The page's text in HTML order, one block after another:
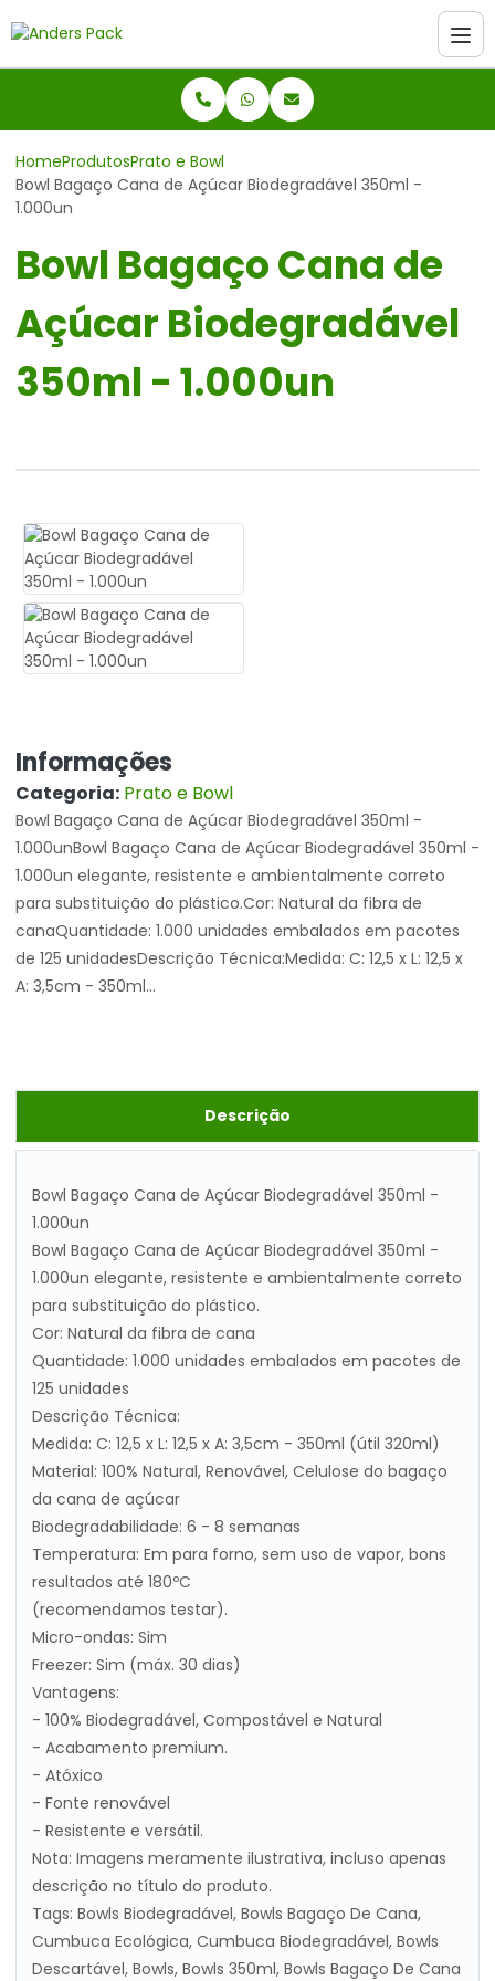
HomeProdutosPrato e Bowl
Bowl Bagaço Cana de Açúcar Biodegradável 350ml -
1.000un
Bowl Bagaço Cana de
Açúcar Biodegradável
350ml - 1.000un
Informações
Categoria: Prato e Bowl
Bowl Bagaço Cana de Açúcar Biodegradável 350ml -
1.000unBowl Bagaço Cana de Açúcar Biodegradável 350ml -
1.000un elegante, resistente e ambientalmente correto
para substituição do plástico.Cor: Natural da fibra de
canaQuantidade: 1.000 unidades embalados em pacotes
de 125 unidadesDescrição Técnica:Medida: C: 12,5 x L: 12,5 x
A: 3,5cm - 350ml...
Descrição
Bowl Bagaço Cana de Açúcar Biodegradável 350ml -
1.000un
Bowl Bagaço Cana de Açúcar Biodegradável 350ml -
1.000un elegante, resistente e ambientalmente correto
para substituição do plástico.
Cor: Natural da fibra de cana
Quantidade: 1.000 unidades embalados em pacotes de
125 unidades
Descrição Técnica:
Medida: C: 12,5 x L: 12,5 x A: 3,5cm - 350ml (útil 320ml)
Material: 100% Natural, Renovável, Celulose do bagaço
da cana de açúcar
Biodegradabilidade: 6 - 8 semanas
Temperatura: Em para forno, sem uso de vapor, bons
resultados até 180ºC
(recomendamos testar).
Micro-ondas: Sim
Freezer: Sim (máx. 30 dias)
Vantagens:
- 100% Biodegradável, Compostável e Natural
- Acabamento premium.
- Atóxico
- Fonte renovável
- Resistente e versátil.
Nota: Imagens meramente ilustrativa, incluso apenas
descrição no título do produto.
Tags: Bowls Biodegradável, Bowls Bagaço De Cana,
Cumbuca Ecológica, Cumbuca Biodegradável, Bowls
Descartável, Bowls, Bowls 350ml, Bowls Bagaço De Cana